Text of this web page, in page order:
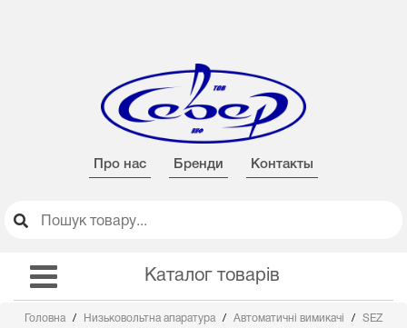
Про нас Бренди Контакты
Каталог товарів
Головна Низьковольтна апаратура Автоматичні вимикачі
SEZ